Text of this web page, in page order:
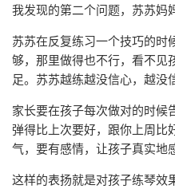
我发现的第二个问题，苏苏妈
苏苏在反复练习一个技巧的时
够，那里做得也不行，看不见
足。苏苏越练越没信心，越没
家长要在孩子每次做对的时候
弹得比上次要好，跟你上周比
气，要有感情，让孩子真实地
这样的表扬就是对孩子练琴效